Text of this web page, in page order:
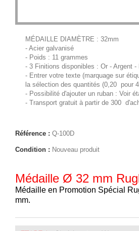
MÉDAILLE DIAMÈTRE : 32mm
- Acier galvanisé
- Poids : 11 grammes
- 3 Finitions disponibles : Or - Argent -
- Entrer votre texte (marquage sur
la sélection des quantités (0,20  pour
- Possibilité d'ajouter un ruban : Voir
- Transport gratuit à partir de 300 
Référence : Q-100D
Condition : Nouveau produit
Médaille Ø 32 mm
Médaille en Promotion Spécial
mm.